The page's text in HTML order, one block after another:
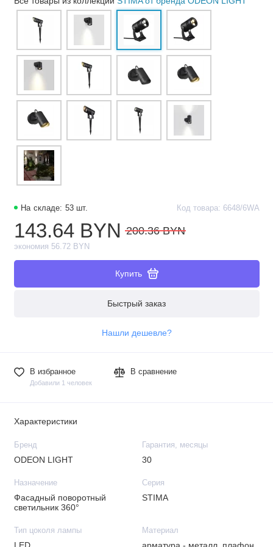
На складе: 53 шт. Код товара: 6648/6WA
143.64 BYN 200.36 BYN
экономия 56.72 BYN
Купить
Быстрый заказ
Нашли дешевле?
В избранное
Добавили 1 человек
В сравнение
Характеристики
Бренд
ODEON LIGHT
Гарантия, месяцы
30
Назначение
Фасадный поворотный
светильник 360°
Серия
STIMA
Тип цоколя лампы Материал